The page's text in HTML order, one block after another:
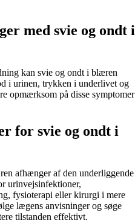
med svie og ondt i
kan svie og ondt i blæren
i urinen, trykken i underlivet og
opmærksom på disse symptomer
for svie og ondt i
afhænger af den underliggende
urinvejsinfektioner,
fysioterapi eller kirurgi i mere
lægens anvisninger og søge
tilstanden effektivt.